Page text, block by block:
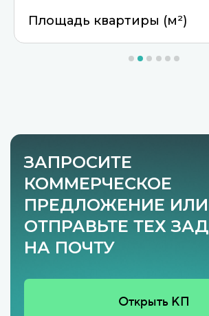
квартиры (м²)
ЗАПРОСИТЕ
КОММЕРЧЕСКОЕ
ПРЕДЛОЖЕНИЕ ИЛИ
ОТПРАВЬТЕ ТЕХ
НА ПОЧТУ
Открыть КП